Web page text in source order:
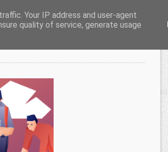
Your IP address and user-agent
quality of service, generate usage